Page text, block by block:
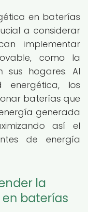
en baterías
a considerar
implementar
como la
sus hogares. Al
energética, los
baterías que
generada
así el
de energía
la
baterías